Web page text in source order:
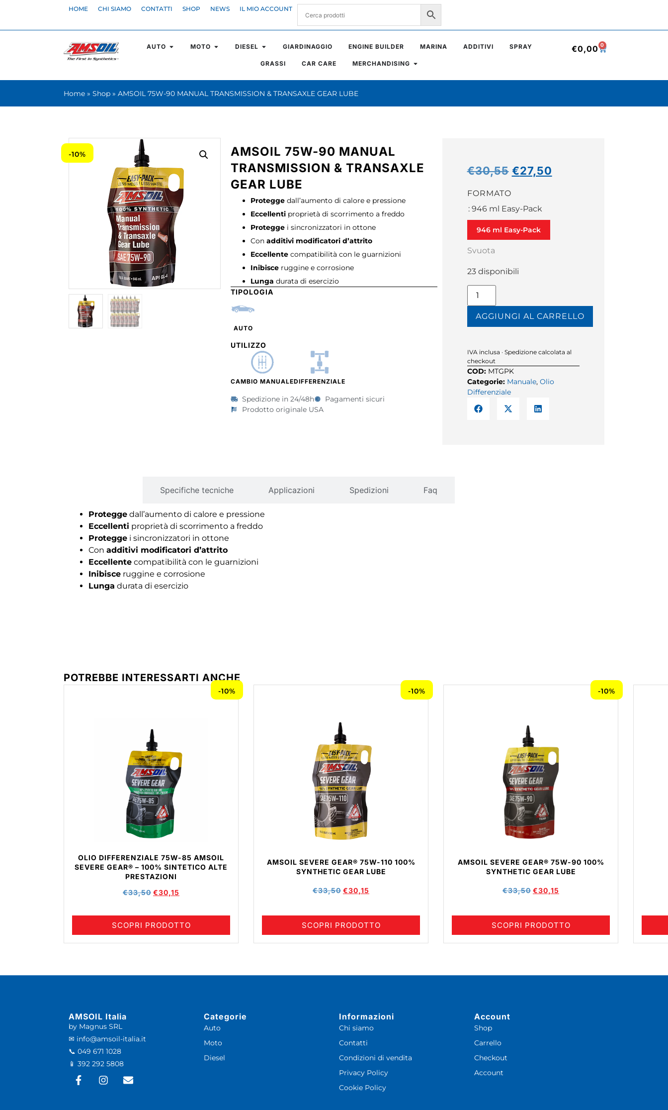
HOME CHI SIAMO CONTATTI SHOP NEWS IL MIO ACCOUNT
AUTO MOTO DIESEL GIARDINAGGIO ENGINE BUILDER MARINA ADDITIVI SPRAY
GRASSI CAR CARE MERCHANDISING
€0,00 0
Home » Shop » AMSOIL 75W-90 MANUAL TRANSMISSION & TRANSAXLE GEAR LUBE
-10%
AMSOIL 75W-90 MANUAL
TRANSMISSION & TRANSAXLE
GEAR LUBE
Protegge dall’aumento di calore e pressione
Eccellenti proprietà di scorrimento a freddo
Protegge i sincronizzatori in ottone
Conadditivi modificatori d’attrito
Eccellente compatibilità con le guarnizioni
Inibisce ruggine e corrosione
Lunga durata di esercizio
TIPOLOGIA
AUTO
UTILIZZO
CAMBIO MANUALEDIFFERENZIALE
Spedizione in 24/48h
Pagamenti sicuri
Prodotto originale USA
€30,55 €27,50
FORMATO
: 946 ml Easy-Pack
946 ml Easy-Pack
Svuota
23 disponibili
AGGIUNGI AL CARRELLO
IVA inclusa · Spedizione calcolata al
checkout
COD: MTGPK
Categorie: Manuale, Olio
Differenziale
Specifiche tecniche Applicazioni Spedizioni Faq
Protegge dall’aumento di calore e pressione
Eccellenti proprietà di scorrimento a freddo
Protegge i sincronizzatori in ottone
Con additivi modificatori d’attrito
Eccellente compatibilità con le guarnizioni
Inibisce ruggine e corrosione
Lunga durata di esercizio
POTREBBE INTERESSARTI ANCHE
-10%
OLIO DIFFERENZIALE 75W-85 AMSOIL
SEVERE GEAR® – 100% SINTETICO ALTE
PRESTAZIONI
€33,50 €30,15
SCOPRI PRODOTTO
-10%
AMSOIL SEVERE GEAR® 75W-110 100%
SYNTHETIC GEAR LUBE
€33,50 €30,15
SCOPRI PRODOTTO
-10%
AMSOIL SEVERE GEAR® 75W-90 100%
SYNTHETIC GEAR LUBE
€33,50 €30,15
SCOPRI PRODOTTO
AMSOIL Italia
by Magnus SRL
✉ info@amsoil-italia.it
📞 049 671 1028
📱 392 292 5808
Categorie
Auto
Moto
Diesel
Informazioni
Chi siamo
Contatti
Condizioni di vendita
Privacy Policy
Cookie Policy
Account
Shop
Carrello
Checkout
Account